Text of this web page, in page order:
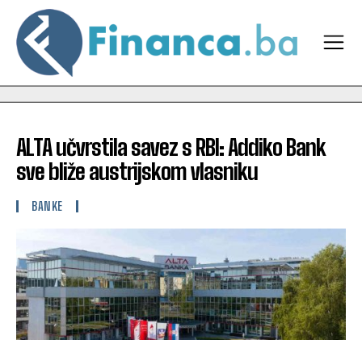
ALTA učvrstila savez s RBI: Addiko Bank
sve bliže austrijskom vlasniku
BANKE